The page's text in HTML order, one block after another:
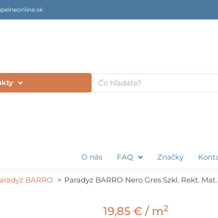
Vyhľadať
O nás FAQ Značky
BARRO Paradyz BARRO Nero Gres Szkl. Rekt.
19,85 € / m2